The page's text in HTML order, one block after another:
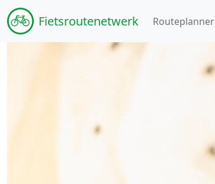
Fietsroutenetwerk Routeplanner